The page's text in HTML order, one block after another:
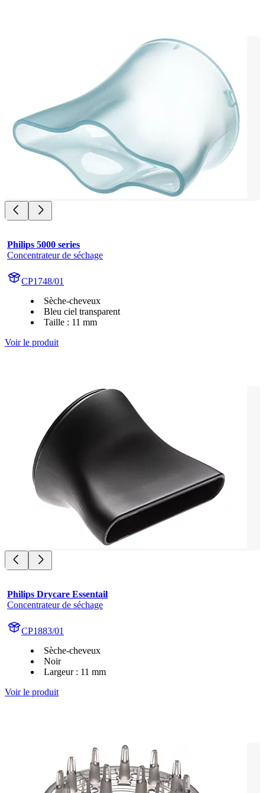
Philips 5000 series
Concentrateur de séchage
CP1748/01
Sèche-cheveux
Bleu ciel transparent
Taille : 11 mm
Voir le produit
Philips Drycare Essentail
Concentrateur de séchage
CP1883/01
Sèche-cheveux
Noir
Largeur : 11 mm
Voir le produit